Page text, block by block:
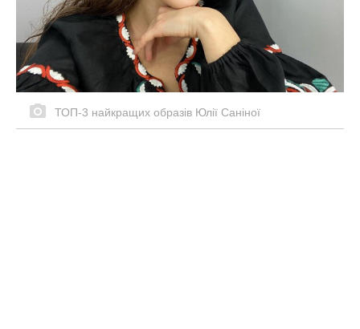
ТОП-3 найкращих образів Юлії Саніної